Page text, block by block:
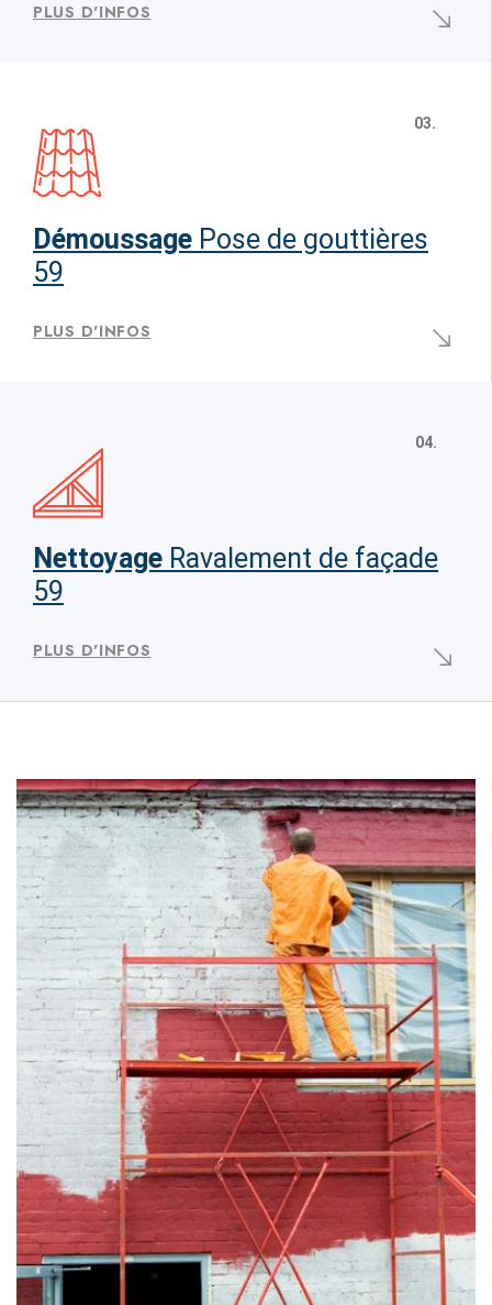
PLUS D'INFOS
03.
Démoussage Pose de gouttières
59
PLUS D'INFOS
04.
Nettoyage Ravalement de façade
59
PLUS D'INFOS